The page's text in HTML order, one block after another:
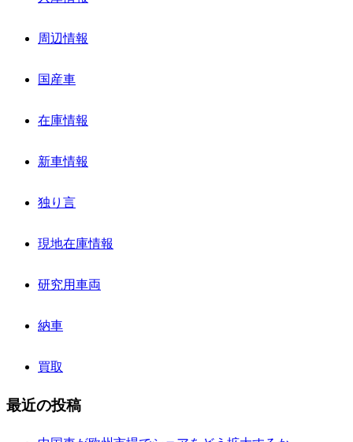
周辺情報
国産車
在庫情報
新車情報
独り言
現地在庫情報
研究用車両
納車
買取
最近の投稿